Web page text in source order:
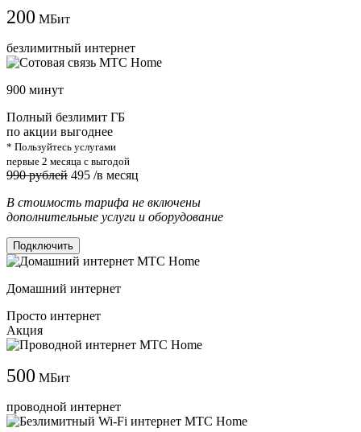
200 МБит
безлимитный интернет
900 минут
Полный безлимит ГБ
по акции выгоднее
* Пользуйтесь услугами
первые 2 месяца с выгодой
990 рублей 495 /в месяц
В стоимость тарифа не включены
дополнительные услуги и оборудование
Подключить
Домашний интернет
Просто интернет
Акция
500 МБит
проводной интернет